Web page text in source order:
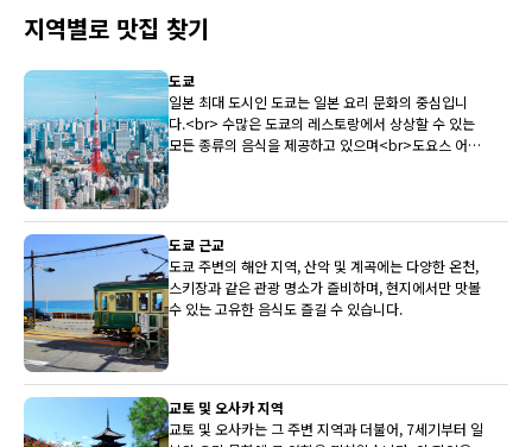
지역별로 맛집 찾기
도쿄
일본 최대 도시인 도쿄는 일본 요리 문화의 중심입니
다.<br> 수많은 도쿄의 레스토랑에서 상상할 수 있는
모든 종류의 음식을 제공하고 있으며<br>도요스 어시
도쿄 근교
도쿄 주변의 해안 지역, 산악 및 계곡에는 다양한 온천,
스키장과 같은 관광 명소가 즐비하며, 현지에서만 맛볼
수 있는 고유한 음식도 즐길 수 있습니다.
교토 및 오사카 지역
교토 및 오사카는 그 주변 지역과 더불어, 7세기부터 일